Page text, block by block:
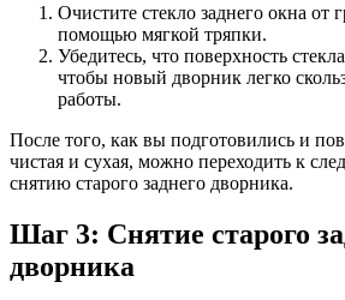
Очистите стекло заднего окна от
помощью мягкой тряпки.
Убедитесь, что поверхность
чтобы новый дворник легко
работы.
После того, как вы подготовились и
чистая и сухая, можно переходить к
снятию старого заднего дворника.
Шаг 3: Снятие старого
дворника